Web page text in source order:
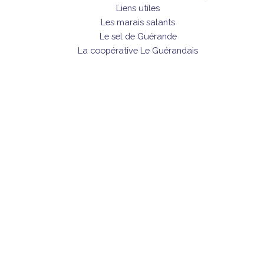
Liens utiles
Les marais salants
Le sel de Guérande
La coopérative Le Guérandais